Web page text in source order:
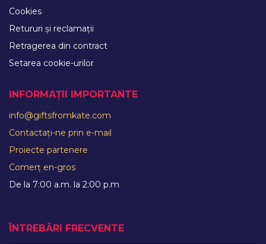
Cookies
Retururi și reclamații
Retragerea din contract
Setarea cookie-urilor
INFORMAȚII IMPORTANTE
info@giftsfromkate.com
Contactați-ne prin e-mail
Proiecte partenere
Comerț en-gros
De la 7:00 a.m. la 2:00 p.m
ÎNTREBĂRI FRECVENTE